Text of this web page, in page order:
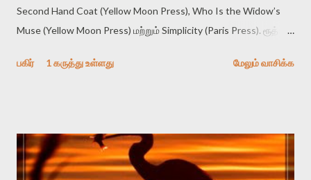
Second Hand Coat (Yellow Moon Press), Who Is the Widow’s
Muse (Yellow Moon Press) மற்றும் Simplicity (Paris Press). ரூத்
Shelley Memorial Award, Vermont Cerf Award, National Book
பகிர் 1 கருத்து உள்ளது மேலும் வாசிக்க